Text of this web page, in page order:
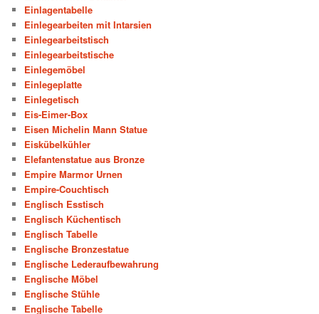
Einlagentabelle
Einlegearbeiten mit Intarsien
Einlegearbeitstisch
Einlegearbeitstische
Einlegemöbel
Einlegeplatte
Einlegetisch
Eis-Eimer-Box
Eisen Michelin Mann Statue
Eiskübelkühler
Elefantenstatue aus Bronze
Empire Marmor Urnen
Empire-Couchtisch
Englisch Esstisch
Englisch Küchentisch
Englisch Tabelle
Englische Bronzestatue
Englische Lederaufbewahrung
Englische Möbel
Englische Stühle
Englische Tabelle